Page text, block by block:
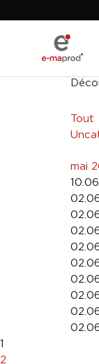
Tout
mai
1
2